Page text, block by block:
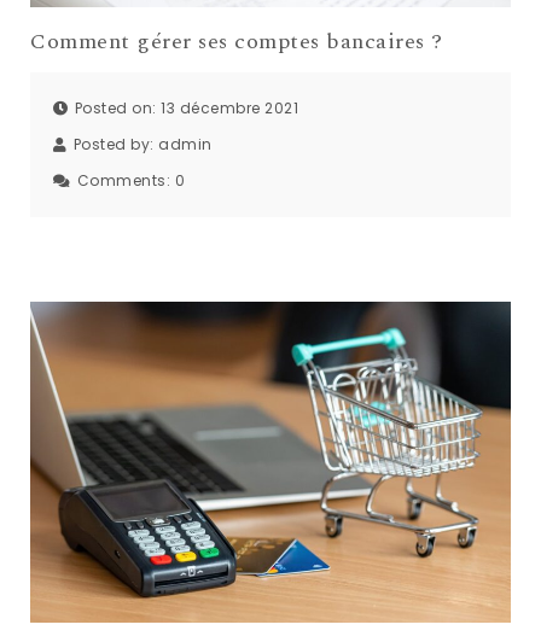
Comment gérer ses comptes bancaires ?
Posted on: 13 décembre 2021
Posted by: admin
Comments: 0